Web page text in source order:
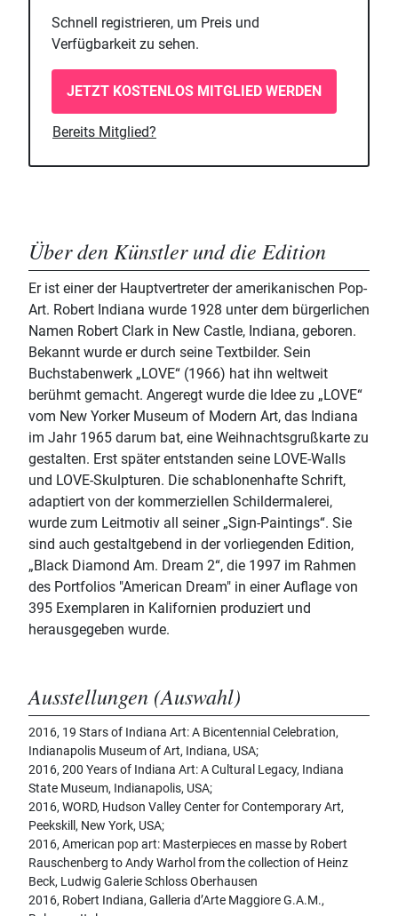
Schnell registrieren, um Preis und
Verfügbarkeit zu sehen.
JETZT KOSTENLOS MITGLIED WERDEN
Bereits Mitglied?
Über den Künstler und die Edition
Er ist einer der Hauptvertreter der amerikanischen Pop-
Art. Robert Indiana wurde 1928 unter dem bürgerlichen
Namen Robert Clark in New Castle, Indiana, geboren.
Bekannt wurde er durch seine Textbilder. Sein
Buchstabenwerk „LOVE“ (1966) hat ihn weltweit
berühmt gemacht. Angeregt wurde die Idee zu „LOVE“
vom New Yorker Museum of Modern Art, das Indiana
im Jahr 1965 darum bat, eine Weihnachtsgrußkarte zu
gestalten. Erst später entstanden seine LOVE-Walls
und LOVE-Skulpturen. Die schablonenhafte Schrift,
adaptiert von der kommerziellen Schildermalerei,
wurde zum Leitmotiv all seiner „Sign-Paintings“. Sie
sind auch gestaltgebend in der vorliegenden Edition,
„Black Diamond Am. Dream 2“, die 1997 im Rahmen
des Portfolios "American Dream" in einer Auflage von
395 Exemplaren in Kalifornien produziert und
herausgegeben wurde.
Ausstellungen (Auswahl)
2016, 19 Stars of Indiana Art: A Bicentennial Celebration,
Indianapolis Museum of Art, Indiana, USA;
2016, 200 Years of Indiana Art: A Cultural Legacy, Indiana
State Museum, Indianapolis, USA;
2016, WORD, Hudson Valley Center for Contemporary Art,
Peekskill, New York, USA;
2016, American pop art: Masterpieces en masse by Robert
Rauschenberg to Andy Warhol from the collection of Heinz
Beck, Ludwig Galerie Schloss Oberhausen
2016, Robert Indiana, Galleria d’Arte Maggiore G.A.M.,